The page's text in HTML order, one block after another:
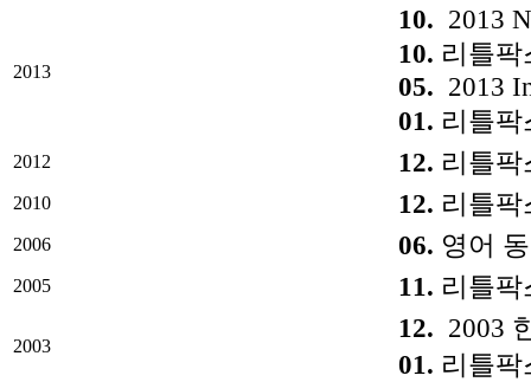
2013
10. 2013
10. 리틀팍
05. 2013
01. 리틀팍
2012 12. 리틀팍
2010 12. 리틀
2006 06. 영어
2005 11. 리틀팍
2003
12. 2003
01. 리틀팍